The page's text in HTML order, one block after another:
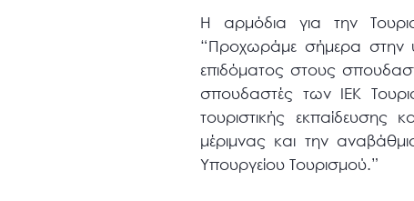
Η αρμόδια για την
“Προχωράμε σήμερα στην
επιδόματος στους
σπουδαστές των ΙΕΚ
τουριστικής
μέριμνας και την
Υπουργείου Τουρισμού.”